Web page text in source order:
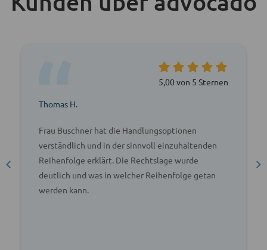
5,00 von 5 Sternen
Thomas H.
Frau Buschner hat die Handlungsoptionen
verständlich und in der sinnvoll einzuhaltenden
Reihenfolge erklärt. Die Rechtslage wurde
deutlich und was in welcher Reihenfolge getan
werden kann.